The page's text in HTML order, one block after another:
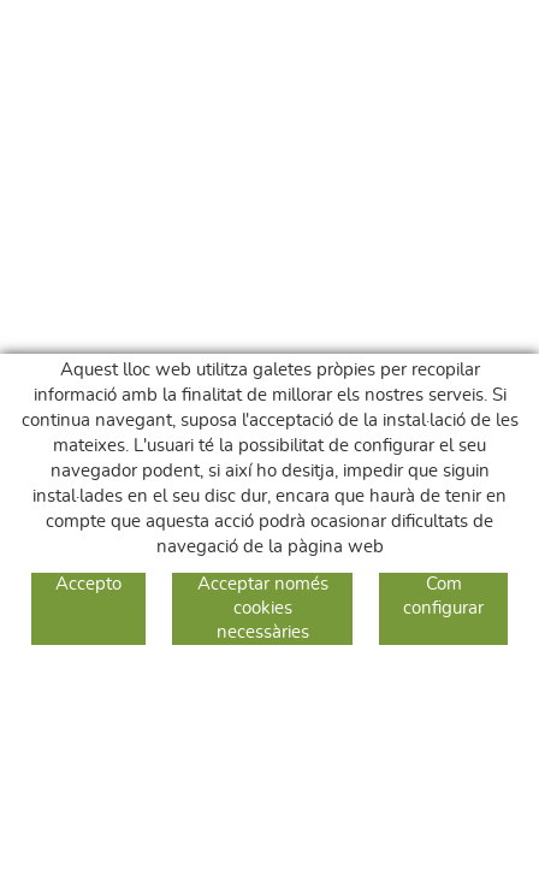
Aquest lloc web utilitza galetes pròpies per recopilar
informació amb la finalitat de millorar els nostres serveis. Si
continua navegant, suposa l'acceptació de la instal·lació de les
mateixes. L'usuari té la possibilitat de configurar el seu
navegador podent, si així ho desitja, impedir que siguin
instal·lades en el seu disc dur, encara que haurà de tenir en
compte que aquesta acció podrà ocasionar dificultats de
navegació de la pàgina web
Accepto
Acceptar només
cookies
necessàries
Com
configurar